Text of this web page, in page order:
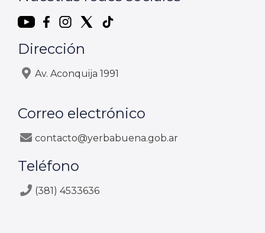
Dirección
Av. Aconquija 1991
Correo electrónico
contacto@yerbabuena.gob.ar
Teléfono
(381) 4533636